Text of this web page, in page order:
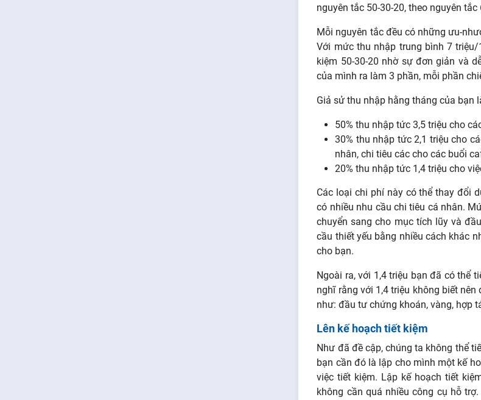
nguyên tắc 50-30-20, theo nguyên
Mỗi nguyên tắc đều có những ưu-
Với mức thu nhập trung bình 7
kiệm 50-30-20 nhờ sự đơn giản và
của mình ra làm 3 phần, mỗi phần
Giả sử thu nhập hằng tháng của bạn
50% thu nhập tức 3,5 triệu cho
30% thu nhập tức 2,1 triệu cho
nhân, chi tiêu các cho các buổi
20% thu nhập tức 1,4 triệu cho
Các loại chi phí này có thể thay đổi
có nhiều nhu cầu chi tiêu cá nhân.
chuyển sang cho mục tích lũy và
cầu thiết yếu bằng nhiều cách khác
cho bạn.
Ngoài ra, với 1,4 triệu bạn đã có thể
nghĩ rằng với 1,4 triệu không biết
như: đầu tư chứng khoán, vàng, hợp
Lên kế hoạch tiết kiệm
Như đã đề cập, chúng ta không thể
bạn cần đó là lập cho mình một kế
việc tiết kiệm. Lập kế hoạch tiết
không cần quá nhiều công cụ hỗ